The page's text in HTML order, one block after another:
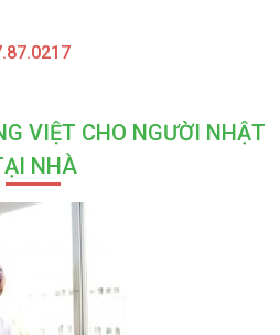
VIỆT CHO NGƯỜI NHẬT
NHÀ